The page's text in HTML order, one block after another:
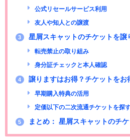
公式リセールサービス利用
友人や知人との譲渡
3 星屑スキャットのチケットを譲
転売禁止の取り組み
身分証チェックと本人確認
4 譲りますはお得？チケットをお
早期購入特典の活用
定価以下の二次流通チケットを探
5 まとめ： 星屑スキャットのチケ